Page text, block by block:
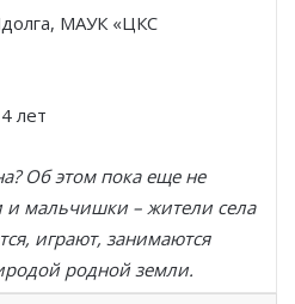
МАУК «ЦКС
лет
Об этом пока еще не
и мальчишки – жители села
играют, занимаются
родной земли.